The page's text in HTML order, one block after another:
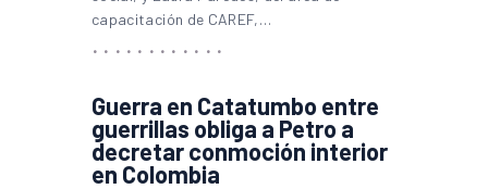
capacitación de CAREF,…
Guerra en Catatumbo entre
guerrillas obliga a Petro a
decretar conmoción interior
en Colombia